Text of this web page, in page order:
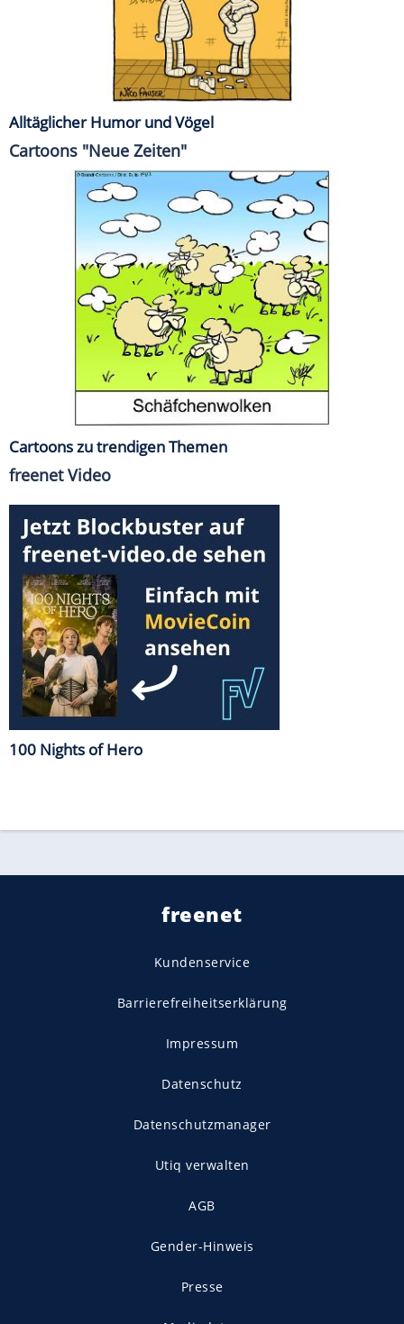
Alltäglicher Humor und Vögel
Cartoons "Neue Zeiten"
Cartoons zu trendigen Themen
freenet Video
100 Nights of Hero
freenet
Kundenservice
Barrierefreiheitserklärung
Impressum
Datenschutz
Datenschutzmanager
Utiq verwalten
AGB
Gender-Hinweis
Presse